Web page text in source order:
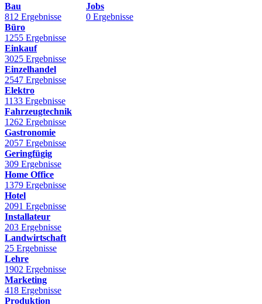
Bau
812 Ergebnisse
Büro
1255 Ergebnisse
Einkauf
3025 Ergebnisse
Einzelhandel
2547 Ergebnisse
Elektro
1133 Ergebnisse
Fahrzeugtechnik
1262 Ergebnisse
Gastronomie
2057 Ergebnisse
Geringfügig
309 Ergebnisse
Home Office
1379 Ergebnisse
Hotel
2091 Ergebnisse
Installateur
203 Ergebnisse
Landwirtschaft
25 Ergebnisse
Lehre
1902 Ergebnisse
Marketing
418 Ergebnisse
Produktion
Jobs
0 Ergebnisse